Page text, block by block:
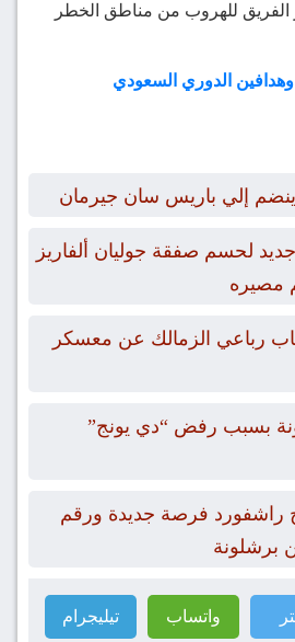
للهروب من مناطق الخطر
الدوري السعودي
إلي باريس سان جيرمان
لحسم صفقة جوليان ألفاريز
مصيره
رباعي الزمالك عن معسكر
بسبب رفض “دي يونج”
راشفورد فرصة جديدة ورقم
برشلونة
واتساب تيليجرام